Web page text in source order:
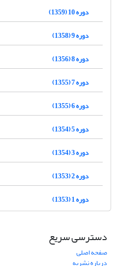
دوره 10 (1359)
دوره 9 (1358)
دوره 8 (1356)
دوره 7 (1355)
دوره 6 (1355)
دوره 5 (1354)
دوره 3 (1354)
دوره 2 (1353)
دوره 1 (1353)
دسترسی سریع
صفحه اصلی
درباره نشریه